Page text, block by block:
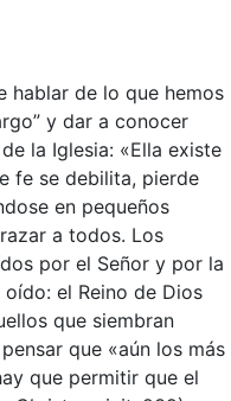
hablar de lo que hemos
y dar a conocer
la Iglesia: «Ella existe
fe se debilita, pierde
en pequeños
a todos. Los
por el Señor y por la
el Reino de Dios
que siembran
que «aún los más
que permitir que el